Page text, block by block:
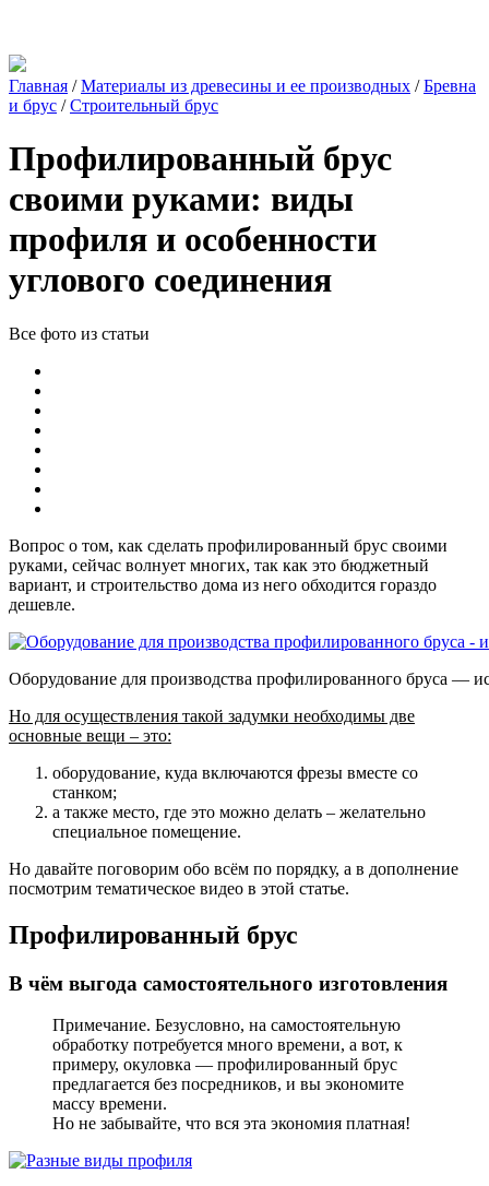
Главная /Материалы из древесины и ее производных /Бревна
и брус /Строительный брус
Профилированный брус
своими руками: виды
профиля и особенности
углового соединения
Все фото из статьи
Вопрос о том, как сделать профилированный брус своими
руками, сейчас волнует многих, так как это бюджетный
вариант, и строительство дома из него обходится гораздо
дешевле.
Оборудование для производства профилированного бруса —
Но для осуществления такой задумки необходимы две
основные вещи – это:
оборудование, куда включаются фрезы вместе со
станком;
а также место, где это можно делать – желательно
специальное помещение.
Но давайте поговорим обо всём по порядку, а в дополнение
посмотрим тематическое видео в этой статье.
Профилированный брус
В чём выгода самостоятельного изготовления
Примечание. Безусловно, на самостоятельную
обработку потребуется много времени, а вот, к
примеру, окуловка — профилированный брус
предлагается без посредников, и вы экономите
массу времени.
Но не забывайте, что вся эта экономия платная!